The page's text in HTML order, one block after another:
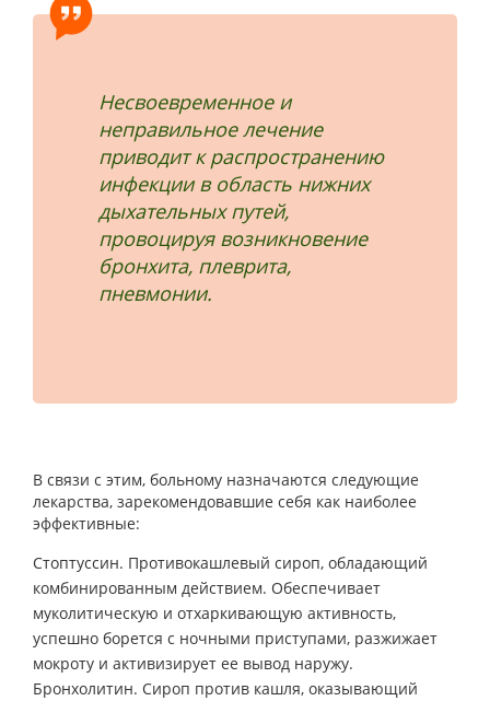
Несвоевременное и
неправильное лечение
приводит к распространению
инфекции в область нижних
дыхательных путей,
провоцируя возникновение
бронхита, плеврита,
пневмонии.
В связи с этим, больному назначаются следующие
лекарства, зарекомендовавшие себя как наиболее
эффективные:
Стоптуссин. Противокашлевый сироп, обладающий
комбинированным действием. Обеспечивает
муколитическую и отхаркивающую активность,
успешно борется с ночными приступами, разжижает
мокроту и активизирует ее вывод наружу.
Бронхолитин. Сироп против кашля, оказывающий